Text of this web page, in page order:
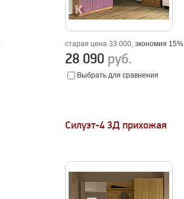
старая цена 33 000,экономия 15%
28 090 руб.
Выбрать для сравнения
Силуэт-4 3Д прихожая